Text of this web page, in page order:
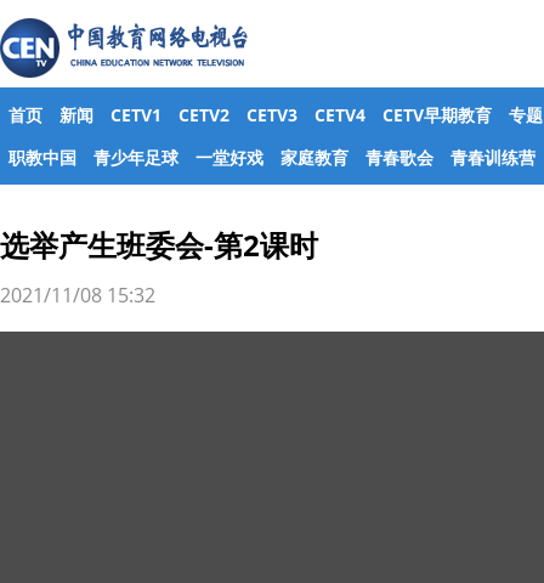
首页 新闻 CETV1 CETV2 CETV3 CETV4 CETV早期教育
专题
职教中国
青少年足球 一堂好戏 家庭教育 青春歌会 青春训练营
选举产生班委会-第2课时
2021/11/08 15:32